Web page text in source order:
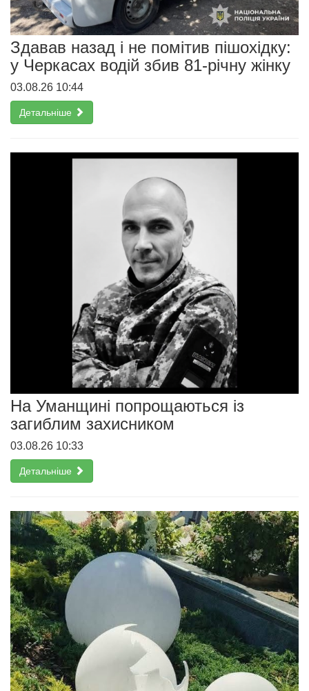
Здавав назад і не помітив пішохідку:
у Черкасах водій збив 81-річну жінку
03.08.26 10:44
Детальніше
На Уманщині попрощаються із
загиблим захисником
03.08.26 10:33
Детальніше